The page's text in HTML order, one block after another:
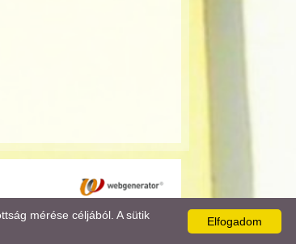
Elfogadom
mérése céljából. A sütik